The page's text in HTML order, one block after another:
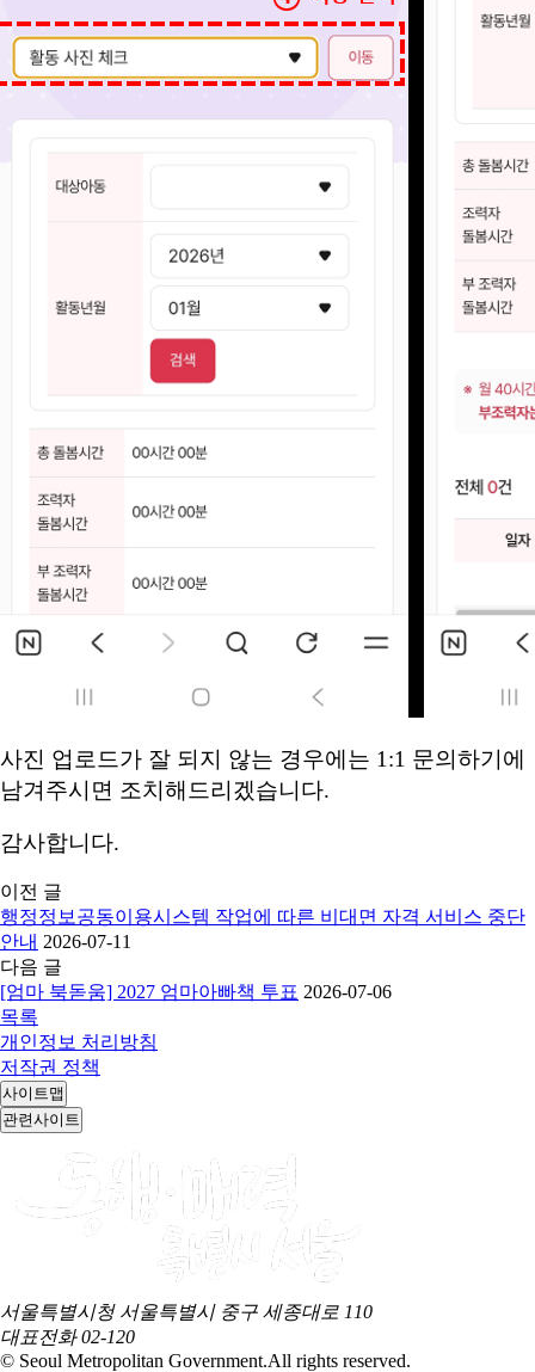
사진 업로드가 잘 되지 않는 경우에는 1:1 문의하기에
남겨주시면 조치해드리겠습니다.
감사합니다.
이전 글
행정정보공동이용시스템 작업에 따른 비대면 자격 서비스 중단
안내 2026-07-11
다음 글
[엄마 북돋움] 2027 엄마아빠책 투표 2026-07-06
목록
개인정보 처리방침
저작권 정책
사이트맵
관련사이트
서울특별시청 서울특별시 중구 세종대로 110
대표전화02-120
© Seoul Metropolitan Government.All rights reserved.